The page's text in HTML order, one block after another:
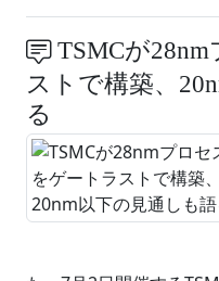
TSMCが
ストで構築、
る